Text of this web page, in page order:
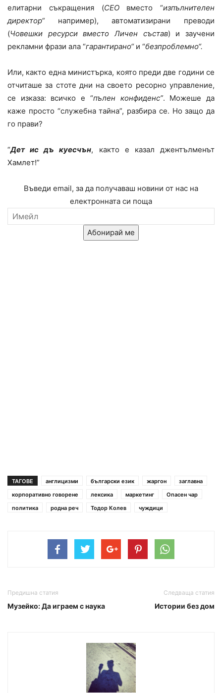
елитарни съкращения (CEOвместо “изпълнителен
директор“например), автоматизирани преводи
(Човешки ресурси вместо Личен състав) и заучени
рекламни фрази ала “гарантирано“и “безпроблемно“.
Или, както една министърка, която преди две години се
отчиташе за стоте дни на своето ресорно управление,
се изказа: всичко е “пълен конфиденс”. Можеше да
каже просто “служебна тайна”, разбира се. Но защо да
го прави?
“Дет ис дъ куесчън, както е казал джентълменът
Хамлет!”
Въведи email, за да получаваш новини от нас на
електронната си поща
Абонирай ме
ТАГОВЕ англицизми български език жаргон
заглавна
корпоративно говорене
лексика маркетинг
Опасен чар
политика
родна реч Тодор Колев чуждици
Предишна статия
Музейко: Да играем с наука
Следваща статия
Истории без дом